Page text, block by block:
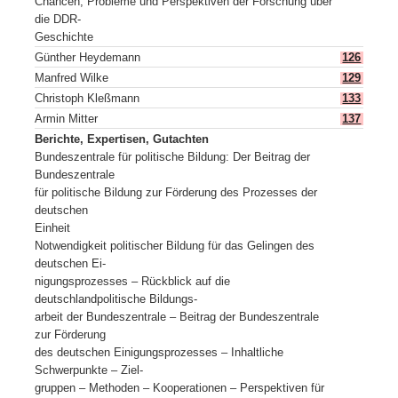
die DDR-
Geschichte
Günther Heydemann
126
Manfred Wilke
129
Christoph Kleßmann
133
Armin Mitter
137
Berichte, Expertisen, Gutachten
Bundeszentrale für politische Bildung: Der Beitrag der
Bundeszentrale
für politische Bildung zur Förderung des Prozesses der
deutschen
Einheit
Notwendigkeit politischer Bildung für das Gelingen des
deutschen Ei-
nigungsprozesses – Rückblick auf die
deutschlandpolitische Bildungs-
arbeit der Bundeszentrale – Beitrag der Bundeszentrale
zur Förderung
des deutschen Einigungsprozesses – Inhaltliche
Schwerpunkte – Ziel-
gruppen – Methoden – Kooperationen – Perspektiven für